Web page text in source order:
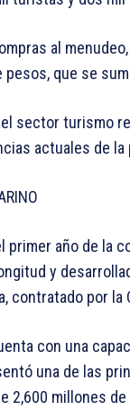
al
que se
el sector turismo
actuales de la
primer año de la
y
contratado por la
con una
una de las
2,600 millones